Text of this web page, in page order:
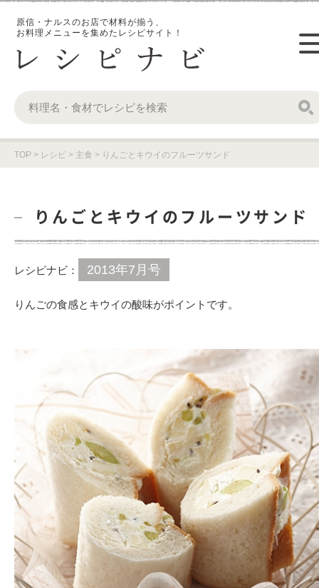
原信・ナルスのお店で材料が揃う、
お料理メニューを集めたレシピサイト！
TOP > レシピ > 主食 > りんごとキウイのフルーツサンド
りんごとキウイのフルーツサンド
レシピナビ： 2013年7月号
りんごの食感とキウイの酸味がポイントです。